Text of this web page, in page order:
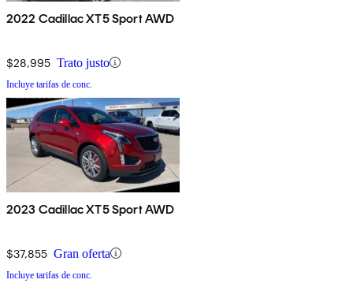
2022 Cadillac XT5 Sport AWD
$28,995 Trato justo
Incluye tarifas de conc.
2023 Cadillac XT5 Sport AWD
$37,855 Gran oferta
Incluye tarifas de conc.